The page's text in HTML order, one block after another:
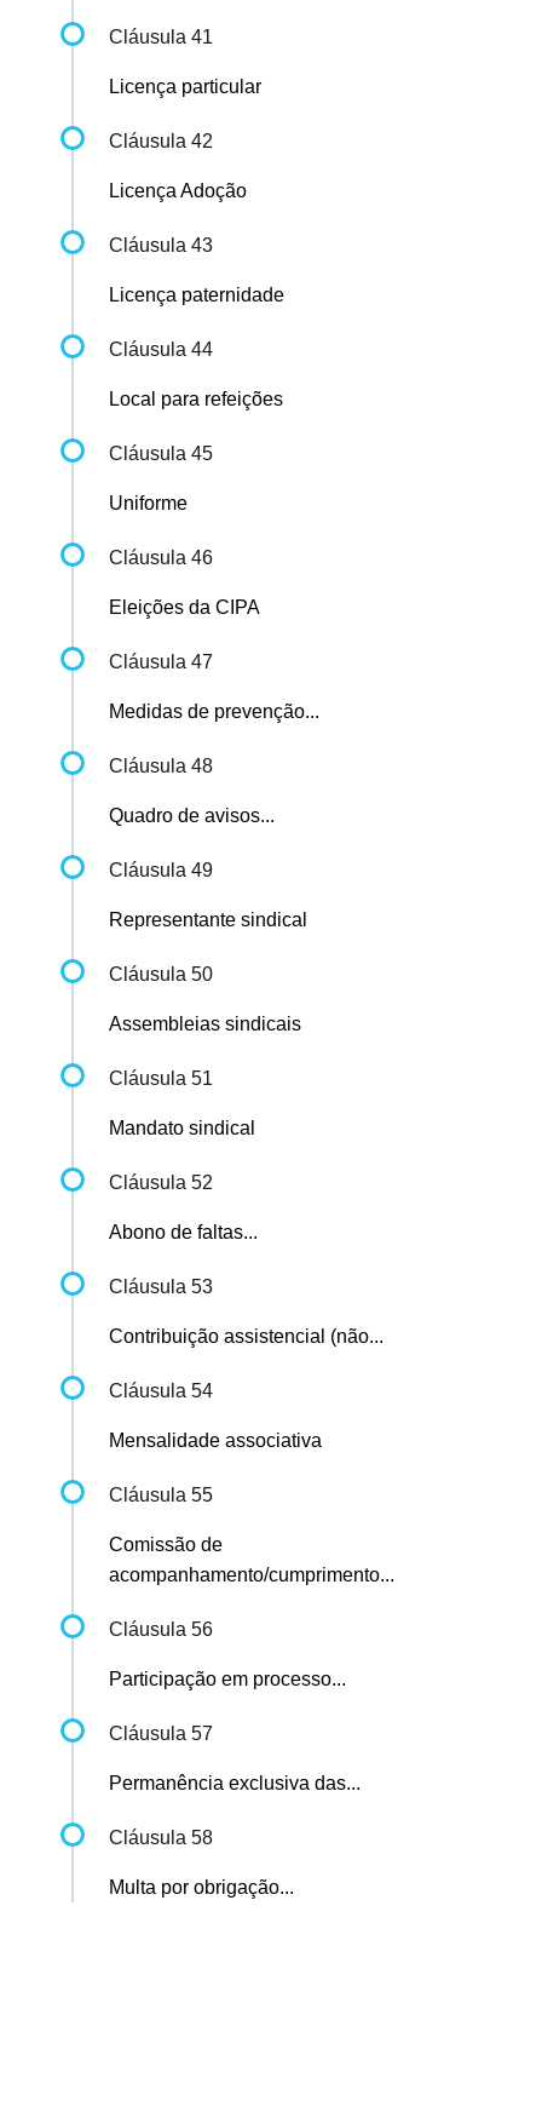
Cláusula 41
Licença particular
Cláusula 42
Licença Adoção
Cláusula 43
Licença paternidade
Cláusula 44
Local para refeições
Cláusula 45
Uniforme
Cláusula 46
Eleições da CIPA
Cláusula 47
Medidas de prevenção...
Cláusula 48
Quadro de avisos...
Cláusula 49
Representante sindical
Cláusula 50
Assembleias sindicais
Cláusula 51
Mandato sindical
Cláusula 52
Abono de faltas...
Cláusula 53
Contribuição assistencial (não...
Cláusula 54
Mensalidade associativa
Cláusula 55
Comissão de
acompanhamento/cumprimento...
Cláusula 56
Participação em processo...
Cláusula 57
Permanência exclusiva das...
Cláusula 58
Multa por obrigação...